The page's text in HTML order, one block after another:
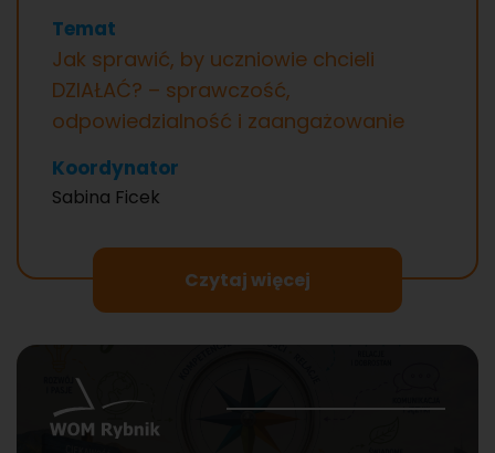
Temat
Jak sprawić, by uczniowie chcieli
DZIAŁAĆ? – sprawczość,
odpowiedzialność i zaangażowanie
Koordynator
Sabina Ficek
Czytaj więcej